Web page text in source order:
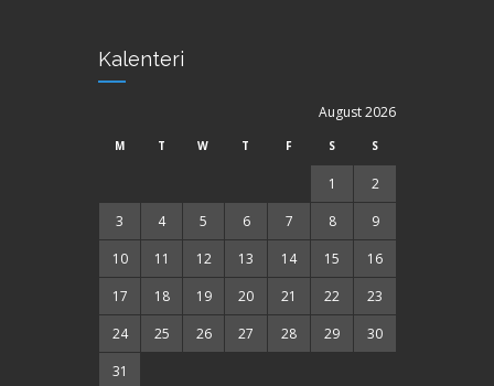
Kalenteri
August 2026
M T W T F S S
1
2
3
4 5 6 7 8
9
10
11 12 13 14 15
16
17
18 19 20 21 22
23
24
25 26 27 28 29
30
31